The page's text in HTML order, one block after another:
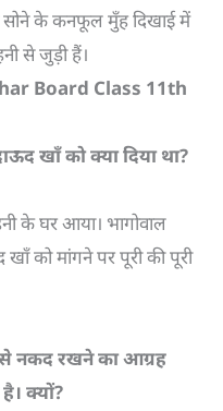
सोने के कनफूल मुँह दिखाई में
से जुड़ी हैं।
Board Class 11th
खाँ को क्या दिया था?
के घर आया। भागोवाल
को मांगने पर पूरी की पूरी
से नकद रखने का आग्रह
क्यों?